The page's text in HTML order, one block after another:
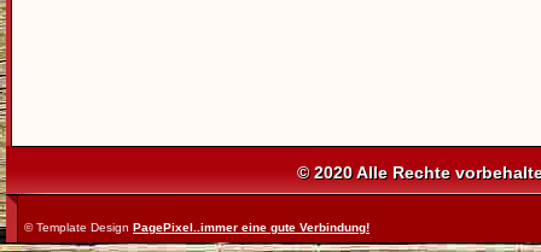
© 2020 Alle Rechte
© Template Design PagePixel..immer eine gute Verbindung!